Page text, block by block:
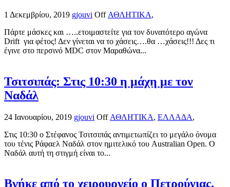
1 Δεκεμβρίου, 2019 gjouvi Off ΑΘΛΗΤΙΚΑ,
Πάρτε μάσκες και …..ετοιμαστείτε για τον δυνατότερο αγώνα
Drift για φέτος! Δεν γίνεται να το χάσεις….θα …χάσεις!!! Δες τι
έγινε στο περσινό MDC στον Μαραθώνα...
Τσιτσιπάς: Στις 10:30 η μάχη με τον
Ναδάλ
24 Ιανουαρίου, 2019 gjouvi Off ΑΘΛΗΤΙΚΑ, ΕΛΛΑΔΑ,
Στις 10:30 ο Στέφανος Τσιτσιπάς αντιμετωπίζει το μεγάλο όνομα
του τένις Ράφαελ Ναδάλ στον ημιτελικό του Australian Open. Ο
Ναδάλ αυτή τη στιγμή είναι το...
Βγήκε από το χειρουργείο ο Πετρούνιας.